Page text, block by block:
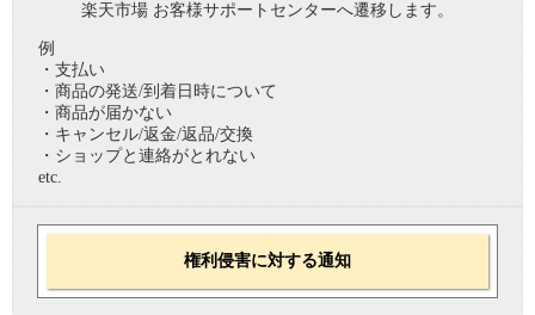
楽天市場 お客様サポートセンターへ遷移します。
例
・支払い
・商品の発送/到着日時について
・商品が届かない
・キャンセル/返金/返品/交換
・ショップと連絡がとれない
etc.
権利侵害に対する通知